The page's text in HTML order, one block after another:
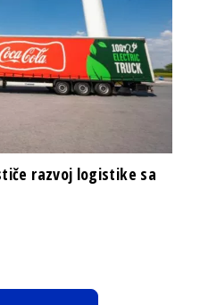
razvoj logistike sa